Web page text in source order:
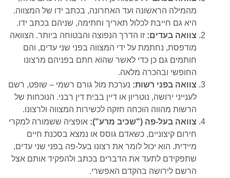
מהמילה הראשונה ועד האחרונה, בכתב ידו של המצווה.
היא גם חייבת לכלול תאריך וחתימה, שניהם בכתב ידו.
צוואה בעדים: זו הדרך הנפוצה והבטוחה ביותר. הצוואה
מודפסת, נחתמת על ידי המצווה בפני שני עדים, והם
חותמים גם כן כדי לאשר שהוא חתם בפניהם מרצונו
החופשי ובהכרה מלאה.
צוואה בפני רשות: נערכת מול גורם רשמי – שופט, רשם
לענייני ירושה, נוטריון או דיין בבית דין רבני. הנוכחות של
הרשות מהווה הוכחה חזקה לכשירות המצווה ולרצונו.
צוואה בעל-פה ("שכיב מרע"): אופציה ששמורה למקרי
חירום קיצוניים, כשאדם גוסס או נמצא בסכנת חיים
מיידית. הוא יכול לומר את רצונו בעל-פה בפני שני עדים,
שתפקידם לתעד את הדברים בכתב ולהפקיד אותם אצל
הרשם לירושה בהקדם האפשרי.